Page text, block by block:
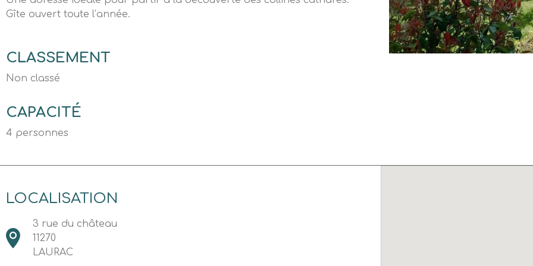
Gîte ouvert toute l’année.
CLASSEMENT
Non classé
CAPACITÉ
4 personnes
LOCALISATION
3 rue du château
11270
LAURAC